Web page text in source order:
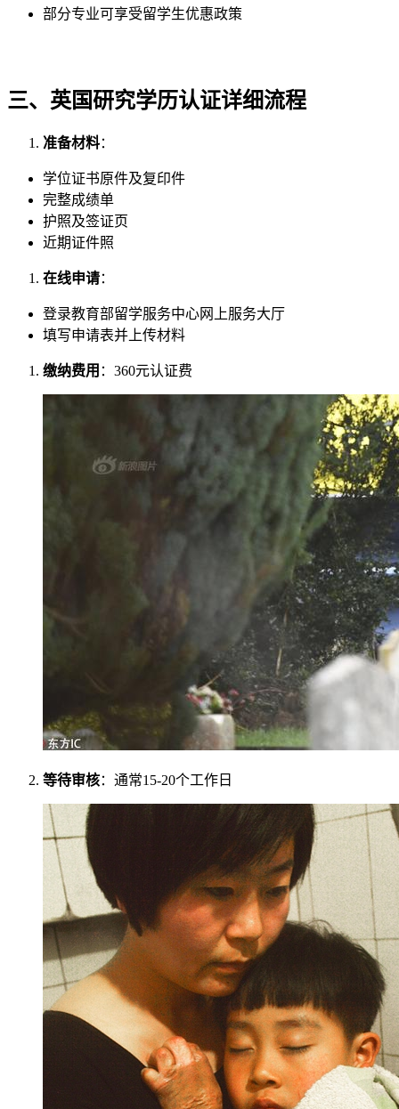
部分专业可享受留学生优惠政策
三、英国研究学历认证详细流程
准备材料：
学位证书原件及复印件
完整成绩单
护照及签证页
近期证件照
在线申请：
登录教育部留学服务中心网上服务大厅
填写申请表并上传材料
缴纳费用 ：360元认证费
等待审核：通常15-20个工作日